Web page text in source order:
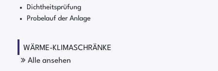
Dichtheitsprüfung
Probelauf der Anlage
WÄRME-KLIMASCHRÄNKE
Alle ansehen